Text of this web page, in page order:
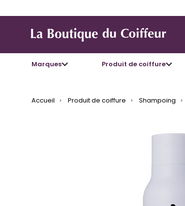
Marques Produit de coiffure
Accueil Produit de coiffure Shampoing